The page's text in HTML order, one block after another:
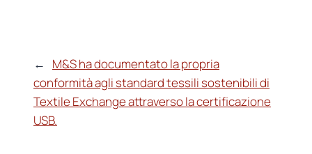
←
M&S ha documentato la propria
conformità agli standard tessili sostenibili di
Textile Exchange attraverso la certificazione
USB.